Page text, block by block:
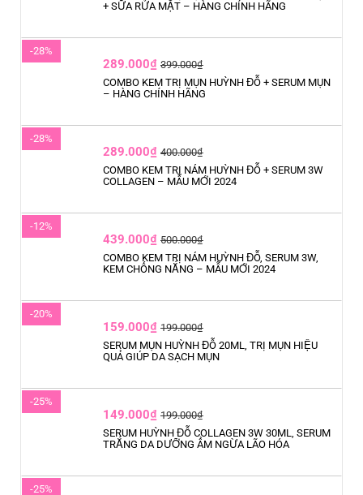
+ SỮA RỬA MẶT – HÀNG CHÍNH HÃNG
-28%
289.000₫ 399.000₫
COMBO KEM TRỊ MỤN HUỲNH ĐỖ + SERUM MỤN
– HÀNG CHÍNH HÃNG
-28%
289.000₫ 400.000₫
COMBO KEM TRỊ NÁM HUỲNH ĐỖ + SERUM 3W
COLLAGEN – MẪU MỚI 2024
-12%
439.000₫ 500.000₫
COMBO KEM TRỊ NÁM HUỲNH ĐỖ, SERUM 3W,
KEM CHỐNG NẮNG – MẪU MỚI 2024
-20%
159.000₫ 199.000₫
SERUM MỤN HUỲNH ĐỖ 20ML, TRỊ MỤN HIỆU
QUẢ GIÚP DA SẠCH MỤN
-25%
149.000₫ 199.000₫
SERUM HUỲNH ĐỖ COLLAGEN 3W 30ML, SERUM
TRẮNG DA DƯỠNG ẨM NGỪA LÃO HÓA
-25%